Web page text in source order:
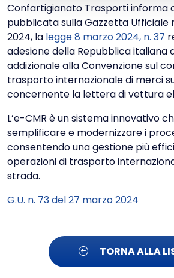
Confartigianato Trasporti informa
pubblicata sulla Gazzetta Ufficiale
2024, la legge 8 marzo 2024, n. 37
adesione della Repubblica italiana
addizionale alla Convenzione sul
trasporto internazionale di merci
concernente la lettera di vettura
L’e-CMR è un sistema innovativo
semplificare e modernizzare i
consentendo una gestione più
operazioni di trasporto
strada.
G.U. n. 73 del 27 marzo 2024
TORNA ALLA